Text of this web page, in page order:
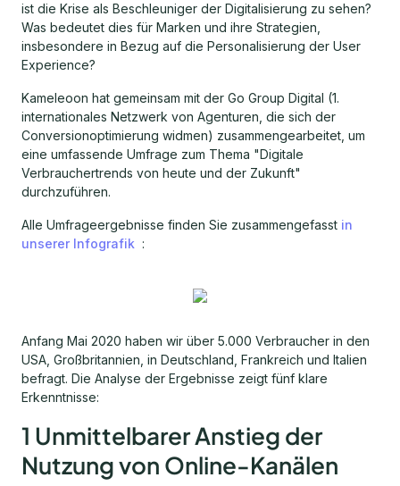
ist die Krise als Beschleuniger der Digitalisierung zu sehen?
Was bedeutet dies für Marken und ihre Strategien,
insbesondere in Bezug auf die Personalisierung der User
Experience?
Kameleoon hat gemeinsam mit der Go Group Digital (1.
internationales Netzwerk von Agenturen, die sich der
Conversionoptimierung widmen) zusammengearbeitet, um
eine umfassende Umfrage zum Thema "Digitale
Verbrauchertrends von heute und der Zukunft"
durchzuführen.
Alle Umfrageergebnisse finden Sie zusammengefasst in
unserer Infografik :
Anfang Mai 2020 haben wir über 5.000 Verbraucher in den
USA, Großbritannien, in Deutschland, Frankreich und Italien
befragt. Die Analyse der Ergebnisse zeigt fünf klare
Erkenntnisse:
1 Unmittelbarer Anstieg der
Nutzung von Online-Kanälen